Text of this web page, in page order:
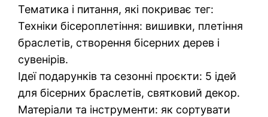
Тематика і питання, які покриває тег:
Техніки бісероплетіння: вишивки, плетіння
браслетів, створення бісерних дерев і
сувенірів.
Ідеї подарунків та сезонні проєкти: 5 ідей
для бісерних браслетів, святковий декор.
Матеріали та інструменти: як сортувати